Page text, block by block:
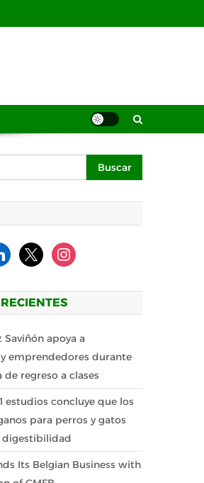
Buscar:
x instagram
apoya a
emprendedores durante
regreso a clases
estudios concluye que los
para perros y gatos
digestibilidad
Its Belgian Business with